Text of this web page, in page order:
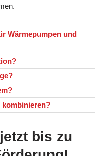
Wärmepumpen und
kombinieren?
bis zu